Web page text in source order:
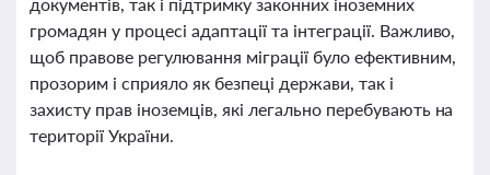
громадян у процесі адаптації та інтеграції. Важливо,
щоб правове регулювання міграції було ефективним,
прозорим і сприяло як безпеці держави, так і
захисту прав іноземців, які легально перебувають на
території України.